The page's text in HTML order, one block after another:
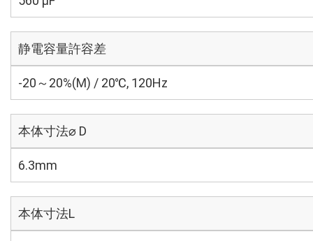
静電容量許容差
-20～20%(M) / 20℃, 120Hz
本体寸法⌀ D
6.3mm
本体寸法L